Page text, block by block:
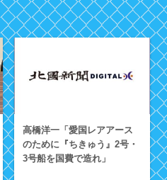
高橋洋一「愛国レアアース
のために『ちきゅう』2号・
3号船を国費で造れ」